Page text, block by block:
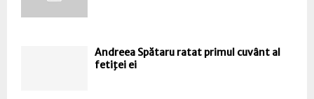
Andreea Spătaru ratat primul cuvânt al
fetiţei ei